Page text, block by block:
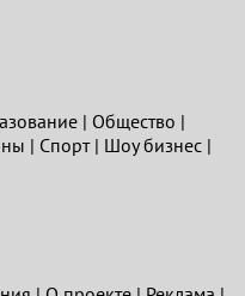
| Общество |
| Спорт| Шоу бизнес|